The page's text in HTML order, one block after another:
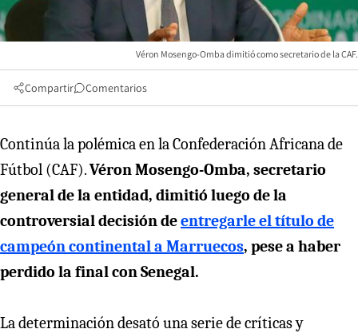
Véron Mosengo-Omba dimitió como secretario de la CAF.
Compartir Comentarios
Continúa la polémica en la Confederación Africana de
Fútbol (CAF).Véron Mosengo-Omba, secretario
general de la entidad, dimitió luego de la
controversial decisión deentregarle el título de
campeón continental a Marruecos, pese a haber
perdido la final con Senegal.
La determinación desató una serie de críticas y